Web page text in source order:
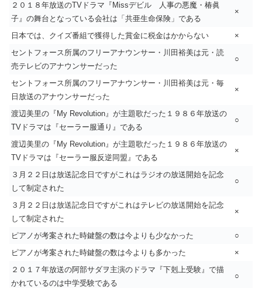
２０１８年放送のTVドラマ『Missデビル 人事の悪魔・椿眞
子』の舞台となっている会社は「共亜生命保険」である
×
日本では、クイズ番組で獲得した賞金に税金はかからない
×
セントフォース所属のフリーアナウンサー・川田裕美は元・読
売テレビのアナウンサーだった
○
セントフォース所属のフリーアナウンサー・川田裕美は元・毎
日放送のアナウンサーだった
×
渡辺美里の『My Revolution』が主題歌だった１９８６年放送の
TVドラマは『セーラー服通り』である
○
渡辺美里の『My Revolution』が主題歌だった１９８６年放送の
TVドラマは『セーラー服反逆同盟』である
×
３月２２日は放送記念日ですがこれはラジオの放送開始を記念
して制定された
○
３月２２日は放送記念日ですがこれはテレビの放送開始を記念
して制定された
×
ピアノが考案された時鍵盤の数は今よりも少なかった
○
ピアノが考案された時鍵盤の数は今よりも多かった
×
２０１７年放送の阿部サダヲ主演のドラマ『下剋上受験』で描
かれているのは中学受験である
○